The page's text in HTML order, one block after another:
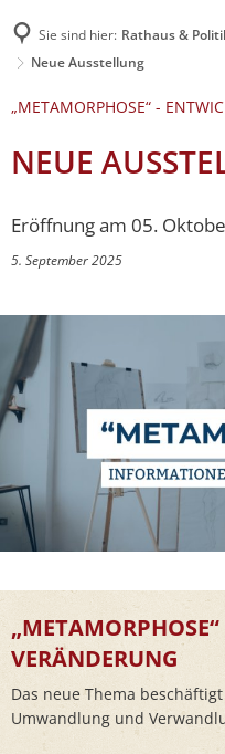
Sie sind hier: Rathaus &
Neue Ausstellung
„METAMORPHOSE“ -
NEUE
Eröffnung am 05.
5. September 2025
VERÄNDERUNG
Das neue Thema
Umwandlung und